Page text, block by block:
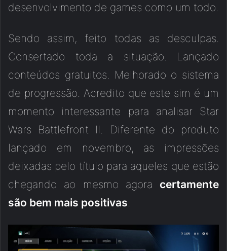
desenvolvimento de games como um todo.
Sendo assim, feito todas as desculpas.
Consertado toda a situação. Lançado
conteúdos gratuitos. Melhorado o sistema
de progressão. Acredito que este sim é um
momento interessante para analisar Star
Wars Battlefront II. Diferente do produto
lançado em novembro, as impressões
deixadas pelo título para aqueles que estão
chegando ao mesmo agora certamente
são bem mais positivas